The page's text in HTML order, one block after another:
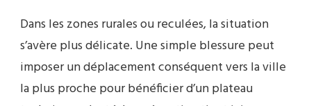
Dans les zones rurales ou reculées, la situation
s’avère plus délicate. Une simple blessure peut
imposer un déplacement conséquent vers la ville
la plus proche pour bénéficier d’un plateau